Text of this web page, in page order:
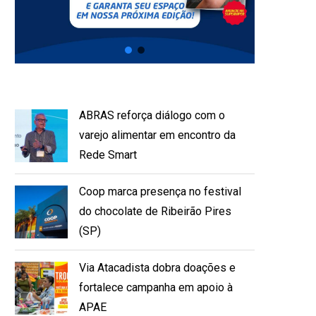
ABRAS reforça diálogo com o
varejo alimentar em encontro da
Rede Smart
Coop marca presença no festival
do chocolate de Ribeirão Pires
(SP)
Via Atacadista dobra doações e
fortalece campanha em apoio à
APAE